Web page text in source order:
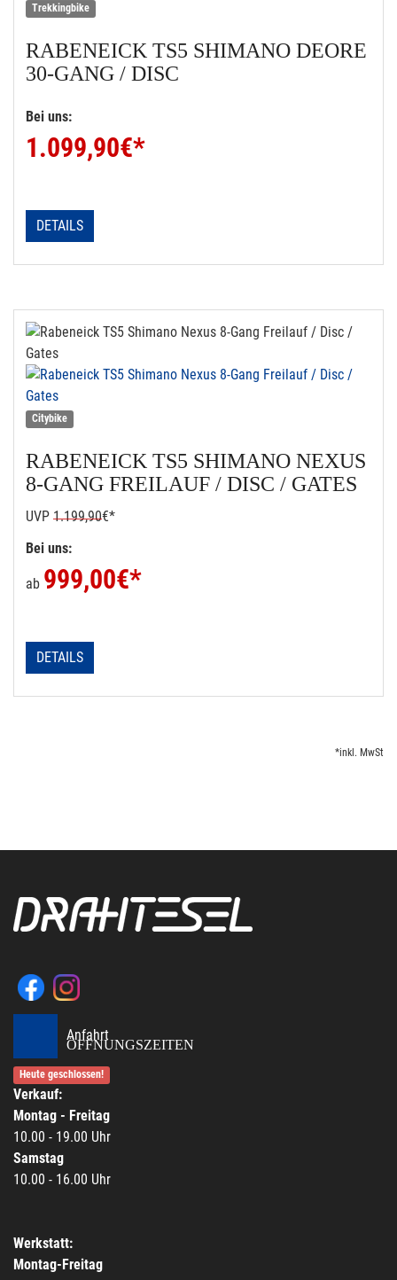
Trekkingbike
RABENEICK TS5 SHIMANO DEORE
30-GANG / DISC
Bei uns:
1.099,90€*
DETAILS
Citybike
RABENEICK TS5 SHIMANO NEXUS
8-GANG FREILAUF / DISC / GATES
UVP 1.199,90€*
Bei uns:
ab 999,00€*
DETAILS
*inkl. MwSt
Anfahrt
ÖFFNUNGSZEITEN
Heute geschlossen!
Verkauf:
Montag - Freitag
10.00 - 19.00 Uhr
Samstag
10.00 - 16.00 Uhr
Werkstatt:
Montag-Freitag